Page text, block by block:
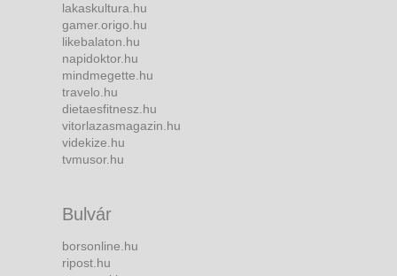
lakaskultura.hu
gamer.origo.hu
likebalaton.hu
napidoktor.hu
mindmegette.hu
travelo.hu
dietaesfitnesz.hu
vitorlazasmagazin.hu
videkize.hu
tvmusor.hu
Bulvár
borsonline.hu
ripost.hu